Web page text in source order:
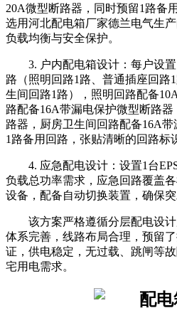
20A微型断路器，同时预留1路备
选用河北配电箱厂家德兰电气生
负载均衡与安全保护。
3. 户内配电箱设计：每户设
路（照明回路1路、普通插座回路
生间回路1路），照明回路配备
路配备16A带漏电保护微型断路
路器，厨房卫生间回路配备16A
1路备用回路，张贴清晰的回路标
4. 应急配电设计：设置1台
负载总功率需求，应急回路覆盖
设备，配备自动切换装置，确保突
该方案严格遵循分层配电设
体系完善，线路布局合理，预留
证，供电稳定，无过载、跳闸等
宅用电需求。